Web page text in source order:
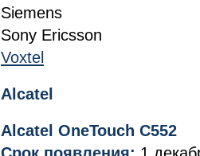
Siemens
Sony Ericsson
Voxtel
Alcatel
Alcatel OneTouch C552